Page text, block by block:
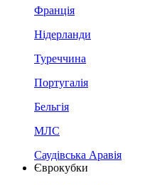
Франція
Нідерланди
Туреччина
Португалія
Бельгія
МЛС
Саудівська Аравія
Єврокубки